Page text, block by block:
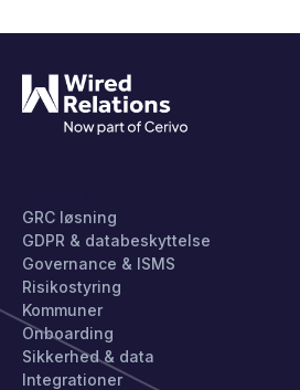
GRC løsning
GDPR & databeskyttelse
Governance & ISMS
Risikostyring
Kommuner
Onboarding
Sikkerhed & data
Integrationer